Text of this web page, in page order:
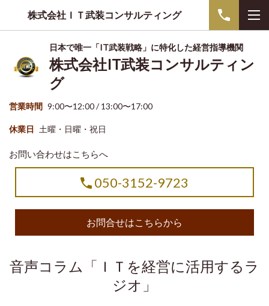
株式会社ＩＴ武装コンサルティング
日本で唯一「IT武装戦略」に特化した経営指導機関
株式会社IT武装コンサルティン
グ
営業時間 9:00〜12:00 / 13:00〜17:00
休業日 土曜・日曜・祝日
お問い合わせはこちらへ
050-3152-9723
お問合せはこちらから
音声コラム「ＩＴを経営に活用するラ
ジオ」